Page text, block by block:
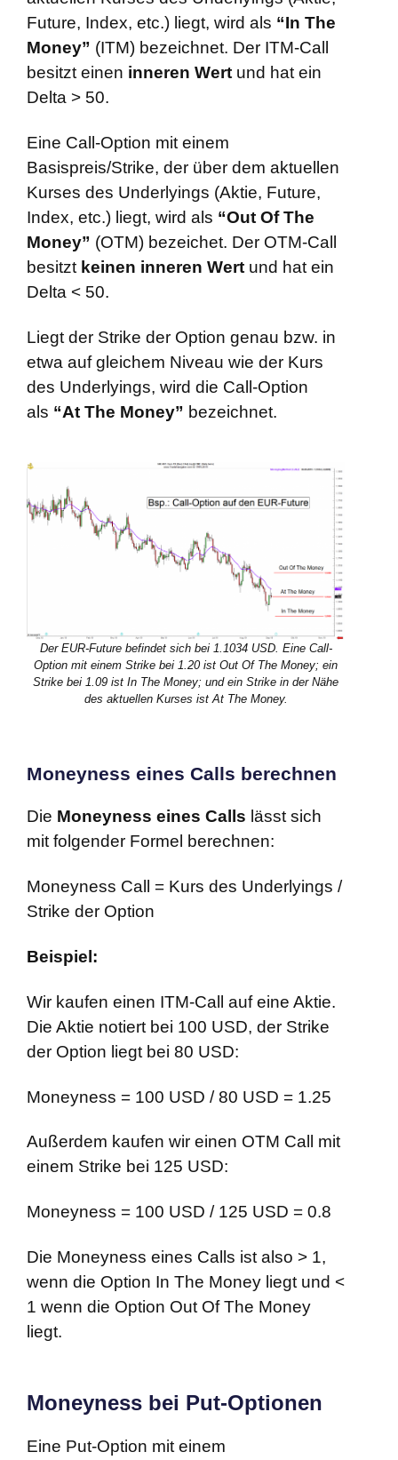
Future, Index, etc.) liegt, wird als “In The
Money” (ITM) bezeichnet. Der ITM-Call
besitzt einen inneren Wert und hat ein
Delta > 50.
Eine Call-Option mit einem
Basispreis/Strike, der über dem aktuellen
Kurses des Underlyings (Aktie, Future,
Index, etc.) liegt, wird als “Out Of The
Money” (OTM) bezeichet. Der OTM-Call
besitzt keinen inneren Wert und hat ein
Delta < 50.
Liegt der Strike der Option genau bzw. in
etwa auf gleichem Niveau wie der Kurs
des Underlyings, wird die Call-Option
als “At The Money” bezeichnet.
Der EUR-Future befindet sich bei 1.1034 USD. Eine Call-
Option mit einem Strike bei 1.20 ist Out Of The Money; ein
Strike bei 1.09 ist In The Money; und ein Strike in der Nähe
des aktuellen Kurses ist At The Money.
Moneyness eines Calls berechnen
Die Moneyness eines Calls lässt sich
mit folgender Formel berechnen:
Moneyness Call = Kurs des Underlyings /
Strike der Option
Beispiel:
Wir kaufen einen ITM-Call auf eine Aktie.
Die Aktie notiert bei 100 USD, der Strike
der Option liegt bei 80 USD:
Moneyness = 100 USD / 80 USD = 1.25
Außerdem kaufen wir einen OTM Call mit
einem Strike bei 125 USD:
Moneyness = 100 USD / 125 USD = 0.8
Die Moneyness eines Calls ist also > 1,
wenn die Option In The Money liegt und <
1 wenn die Option Out Of The Money
liegt.
Moneyness bei Put-Optionen
Eine Put-Option mit einem